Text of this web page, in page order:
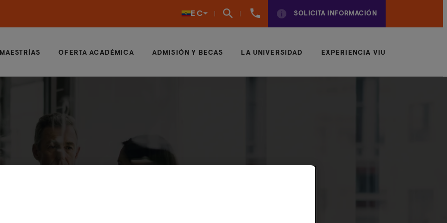
EC
(+34)
SOLICITA INFORMACIÓN
MAESTRÍAS OFERTA ACADÉMICA ADMISIÓN Y BECAS LA UNIVERSIDAD EXPERIENCIA VIU
en